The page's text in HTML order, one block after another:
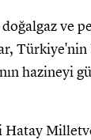
ve
hazineyi
Hatay